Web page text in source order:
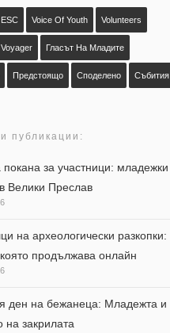
ESC Voice Of Youth Volunteers
Voyager Гласът На Младите
Предстоящо Споделено Събития
публикации:
за участници: младежки
Велики Преслав
на археологически разкопки:
продължава онлайн
ден на бежанеца: Младежта и
закрилата